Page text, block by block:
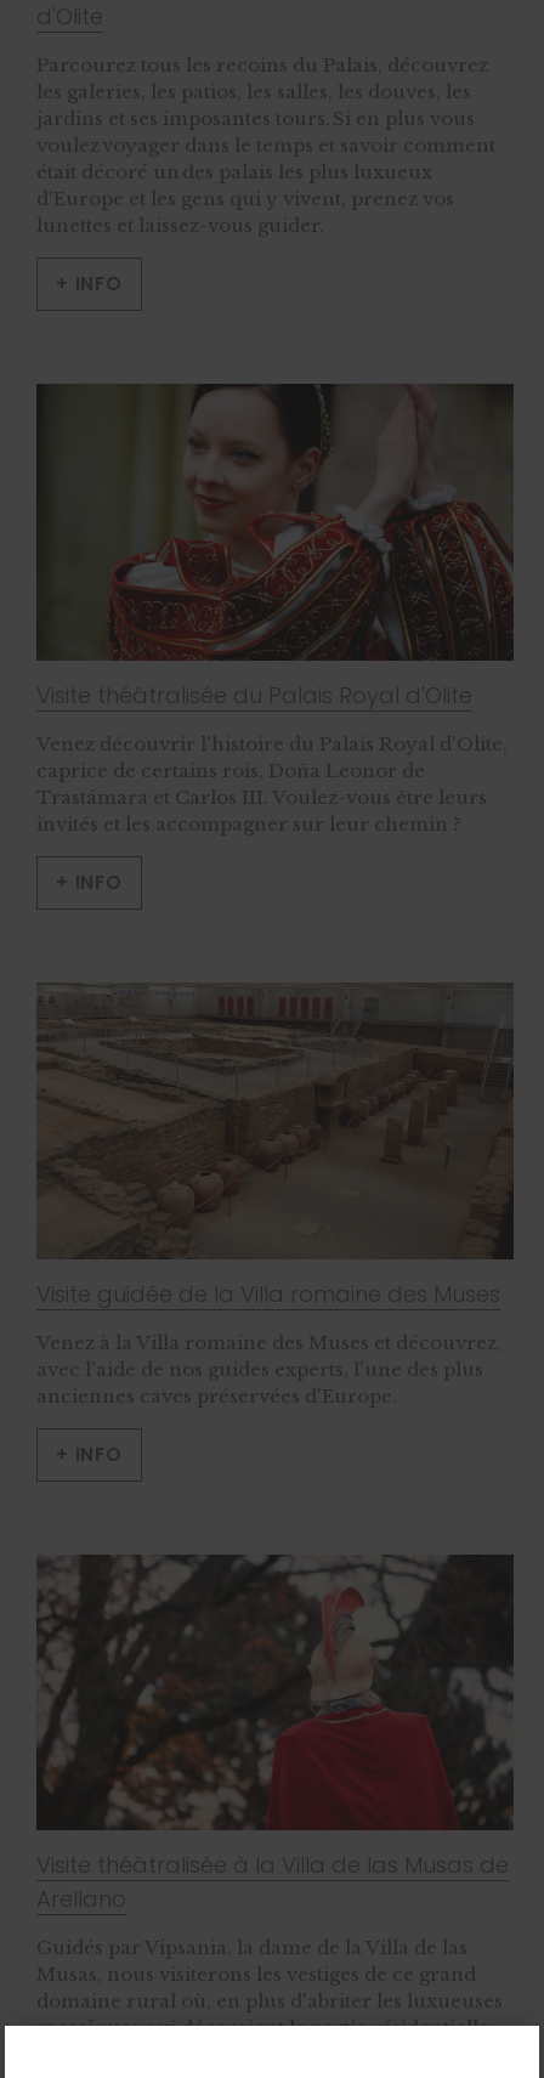
d'Olite
Parcourez tous les recoins du Palais, découvrez
les galeries, les patios, les salles, les douves, les
jardins et ses imposantes tours. Si en plus vous
voulez voyager dans le temps et savoir comment
était décoré un des palais les plus luxueux
d'Europe et les gens qui y vivent, prenez vos
lunettes et laissez-vous guider.
+ INFO
Visite théâtralisée du Palais Royal d'Olite
Venez découvrir l'histoire du Palais Royal d'Olite,
caprice de certains rois, Doña Leonor de
Trastámara et Carlos III. Voulez-vous être leurs
invités et les accompagner sur leur chemin ?
+ INFO
Visite guidée de la Villa romaine des Muses
Venez à la Villa romaine des Muses et découvrez,
avec l'aide de nos guides experts, l'une des plus
anciennes caves préservées d'Europe.
+ INFO
Visite théâtralisée à la Villa de las Musas de
Arellano
Guidés par Vipsania, la dame de la Villa de las
Musas, nous visiterons les vestiges de ce grand
domaine rural où, en plus d'abriter les luxueuses
mosaïques qui décoraient la partie résidentielle,